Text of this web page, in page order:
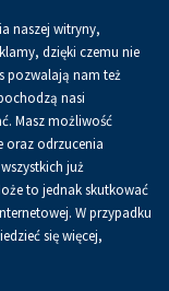
KoszykPL
naszej witryny,
dzięki czemu nie
pozwalają nam też
nasi
Masz możliwość
oraz odrzucenia
już
to jednak skutkować
W przypadku
się więcej,